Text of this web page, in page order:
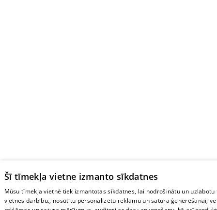
Šī tīmekļa vietne izmanto sīkdatnes
Mūsu tīmekļa vietnē tiek izmantotas sīkdatnes, lai nodrošinātu un
vietnes darbību., nosūtītu personalizētu reklāmu un satura ģenerēšanai,